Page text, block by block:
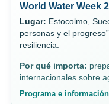
World Water Week
Lugar: Estocolmo,
personas y el
resiliencia.
Por qué importa:
internacionales sobre
Programa e